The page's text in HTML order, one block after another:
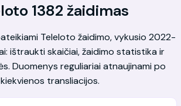
1382 žaidimas
Teleloto žaidimo, vykusio 2022-
ištraukti skaičiai, žaidimo statistika ir
Duomenys reguliariai atnaujinami po
kiekvienos transliacijos.